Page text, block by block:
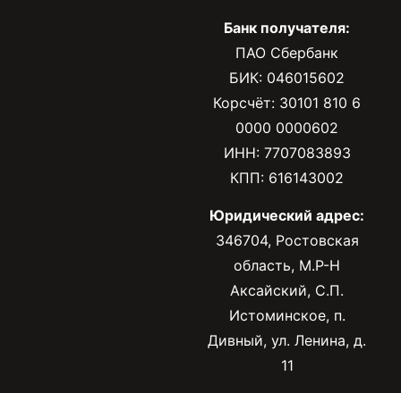
Банк получателя:
ПАО Сбербанк
БИК: 046015602
Корсчёт: 30101 810 6
0000 0000602
ИНН: 7707083893
КПП: 616143002
Юридический адрес:
346704, Ростовская
область, М.Р-Н
Аксайский, С.П.
Истоминское, п.
Дивный, ул. Ленина, д.
11